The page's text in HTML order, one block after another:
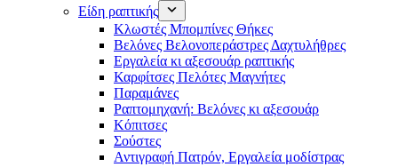
Είδη ραπτικής
Κλωστές Μπομπίνες Θήκες
Βελόνες Βελονοπεράστρες Δαχτυλήθρες
Εργαλεία κι αξεσουάρ ραπτικής
Καρφίτσες Πελότες Μαγνήτες
Παραμάνες
Ραπτομηχανή: Βελόνες κι αξεσουάρ
Κόπιτσες
Σούστες
Αντιγραφή Πατρόν, Εργαλεία μοδίστρας